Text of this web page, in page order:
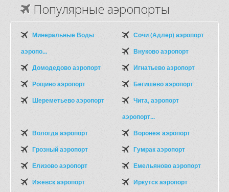
Популярные аэропорты
Минеральные Воды
аэропо...
Сочи (Адлер) аэропорт
Внуково аэропорт
Домодедово аэропорт
Игнатьево аэропорт
Рощино аэропорт
Бегишево аэропорт
Шереметьево аэропорт
Чита, аэропорт
аэропорт...
Вологда аэропорт
Воронеж аэропорт
Грозный аэропорт
Гумрак аэропорт
Елизово аэропорт
Емельяново аэропорт
Ижевск аэропорт
Иркутск аэропорт